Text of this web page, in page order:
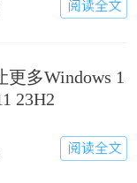
多Windows 1
23H2